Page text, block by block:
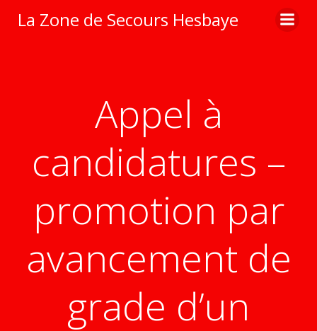
au
La Zone de Secours Hesbaye
Appel à
candidatures –
promotion par
avancement de
grade d’un